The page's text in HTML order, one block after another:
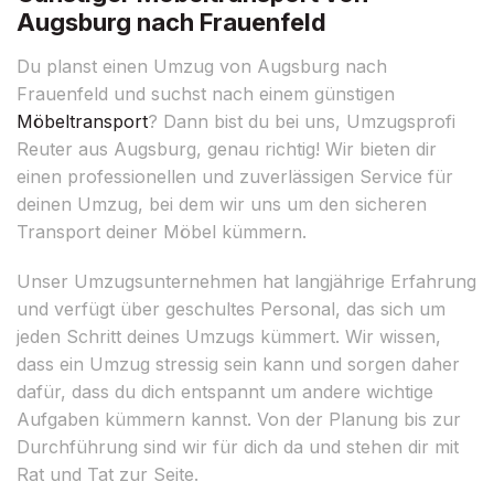
Augsburg nach Frauenfeld
Du planst einen Umzug von Augsburg nach
Frauenfeld und suchst nach einem günstigen
Möbeltransport? Dann bist du bei uns, Umzugsprofi
Reuter aus Augsburg, genau richtig! Wir bieten dir
einen professionellen und zuverlässigen Service für
deinen Umzug, bei dem wir uns um den sicheren
Transport deiner Möbel kümmern.
Unser Umzugsunternehmen hat langjährige Erfahrung
und verfügt über geschultes Personal, das sich um
jeden Schritt deines Umzugs kümmert. Wir wissen,
dass ein Umzug stressig sein kann und sorgen daher
dafür, dass du dich entspannt um andere wichtige
Aufgaben kümmern kannst. Von der Planung bis zur
Durchführung sind wir für dich da und stehen dir mit
Rat und Tat zur Seite.